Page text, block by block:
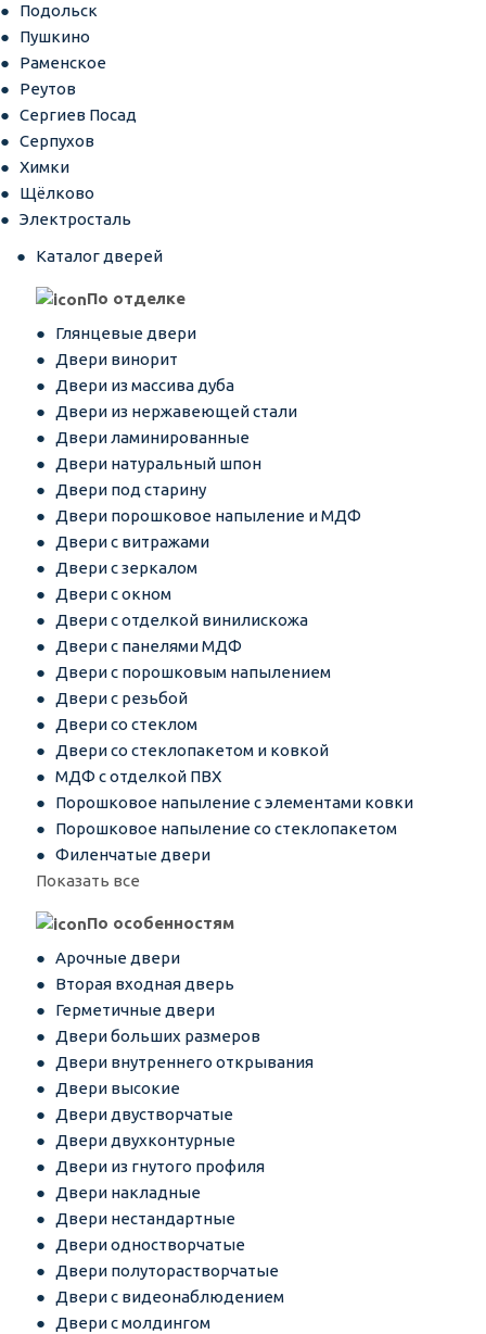
Подольск
Пушкино
Раменское
Реутов
Сергиев Посад
Серпухов
Химки
Щёлково
Электросталь
Каталог дверей
По отделке
Глянцевые двери
Двери винорит
Двери из массива дуба
Двери из нержавеющей стали
Двери ламинированные
Двери натуральный шпон
Двери под старину
Двери порошковое напыление и МДФ
Двери с витражами
Двери с зеркалом
Двери с окном
Двери с отделкой винилискожа
Двери с панелями МДФ
Двери с порошковым напылением
Двери с резьбой
Двери со стеклом
Двери со стеклопакетом и ковкой
МДФ с отделкой ПВХ
Порошковое напыление с элементами ковки
Порошковое напыление со стеклопакетом
Филенчатые двери
Показать все
По особенностям
Арочные двери
Вторая входная дверь
Герметичные двери
Двери больших размеров
Двери внутреннего открывания
Двери высокие
Двери двустворчатые
Двери двухконтурные
Двери из гнутого профиля
Двери накладные
Двери нестандартные
Двери одностворчатые
Двери полуторастворчатые
Двери с видеонаблюдением
Двери с молдингом